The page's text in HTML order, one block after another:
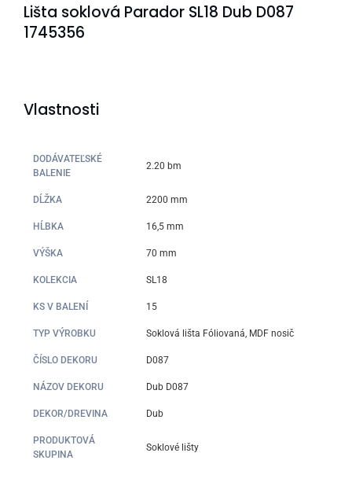
Lišta soklová Parador SL18 Dub D087
1745356
Vlastnosti
DODÁVATEĽSKÉ
BALENIE
2.20 bm
DĹŽKA 2200 mm
HĹBKA 16,5 mm
VÝŠKA 70 mm
KOLEKCIA SL18
KS V BALENÍ 15
TYP VÝROBKU Soklová lišta Fóliovaná, MDF nosič
ČÍSLO DEKORU D087
NÁZOV DEKORU Dub D087
DEKOR/DREVINA Dub
PRODUKTOVÁ
SKUPINA
Soklové lišty